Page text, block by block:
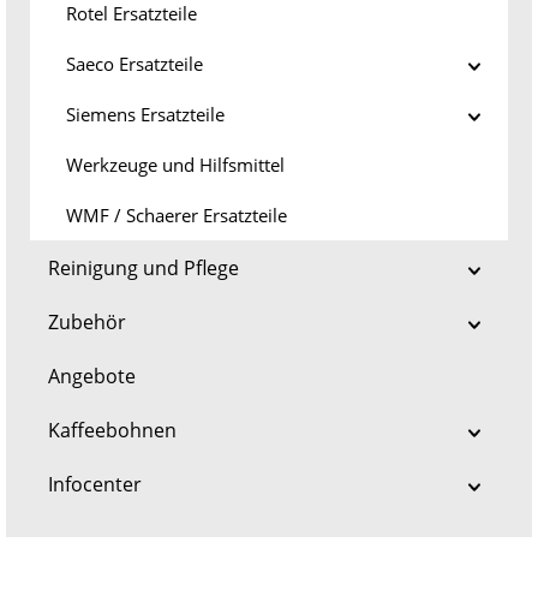
Rotel Ersatzteile
Saeco Ersatzteile
Siemens Ersatzteile
Werkzeuge und Hilfsmittel
WMF / Schaerer Ersatzteile
Reinigung und Pflege
Zubehör
Angebote
Kaffeebohnen
Infocenter